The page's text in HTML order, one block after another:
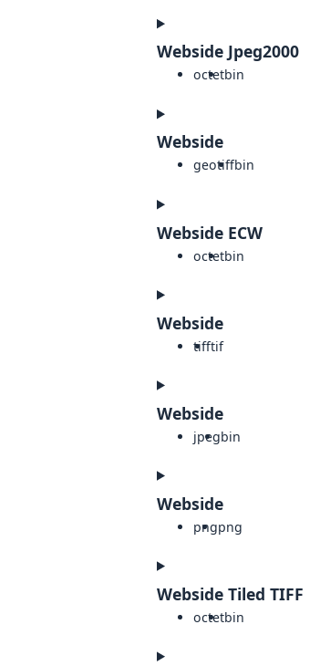
Webside Jpeg2000
octetbin
Webside
geotiffbin
Webside ECW
octetbin
Webside
tifftif
Webside
jpegbin
Webside
pngpng
Webside Tiled TIFF
octetbin